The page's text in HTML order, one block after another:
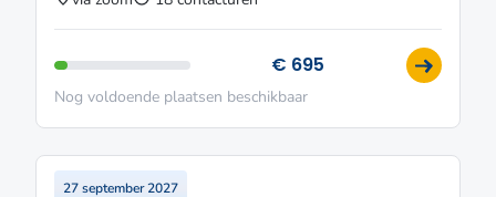
€ 695
Nog voldoende plaatsen beschikbaar
27 september 2027